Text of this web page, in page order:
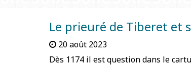
Le prieuré de Tiberet et
20 août 2023
Dès 1174 il est question dans le